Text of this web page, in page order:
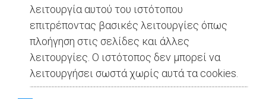
λειτουργία αυτού του ιστότοπου
επιτρέποντας βασικές λειτουργίες όπως
πλοήγηση στις σελίδες και άλλες
λειτουργίες. Ο ιστότοπος δεν μπορεί να
λειτουργήσει σωστά χωρίς αυτά τα cookies.
ΠΟΛΙΤΙΣΜΟΣ
ΣΠΙΤΙ-
ΚΗΠΟΣ
ΥΓΕΙΑ